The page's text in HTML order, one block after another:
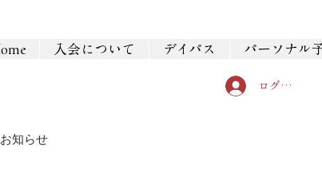
入会について デイパス パーソナル
ログイン
お知らせ